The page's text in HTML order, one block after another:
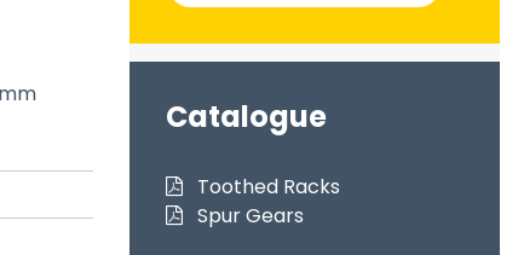
Catalogue
Toothed Racks
Spur Gears